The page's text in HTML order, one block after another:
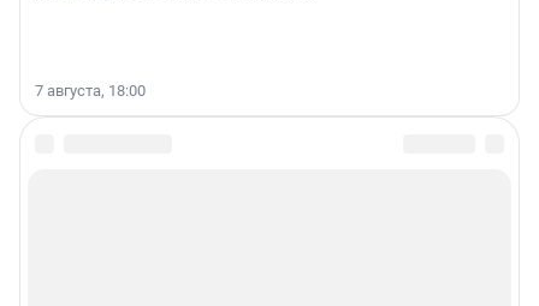
7 августа, 18:00